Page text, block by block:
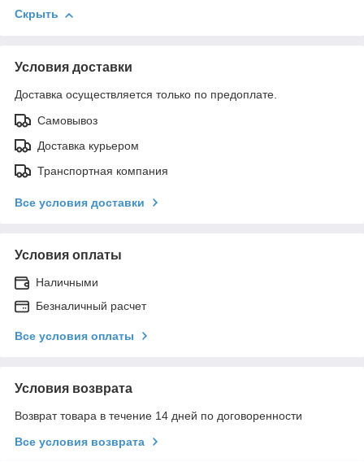
Скрыть
Условия доставки
Доставка осуществляется только по предоплате.
Самовывоз
Доставка курьером
Транспортная компания
Все условия доставки
Условия оплаты
Наличными
Безналичный расчет
Все условия оплаты
Условия возврата
Возврат товара в течение 14 дней по договоренности
Все условия возврата